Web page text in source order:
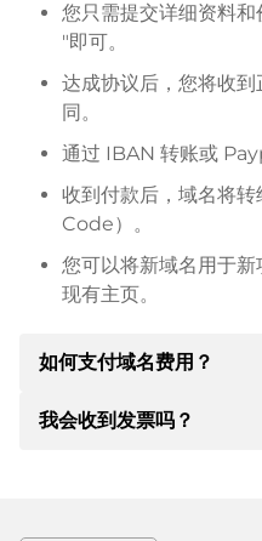
您只需提交详细资料
"即可。
达成协议后，您将收
同。
通过 IBAN 转账或
收到付款后，域名将
Code）。
您可以将新域名用于
现有主页。
如何支付域名费用？
达成协议后，房东将通知
我会收到发票吗？